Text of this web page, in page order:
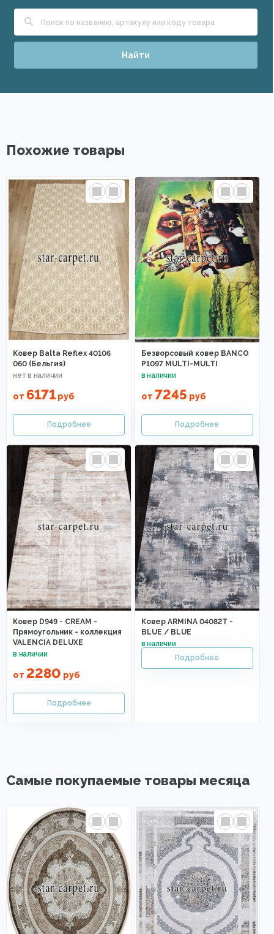
Найти
Похожие товары
Ковер Balta Reflex 40106
060 (Бельгия)
от 6171 руб
Безворсовый ковер BANCO
P1097 MULTI-MULTI
от 7245 руб
Ковер D949 - CREAM -
Прямоугольник - коллекция
VALENCIA DELUXE
от 2280 руб
Ковер ARMINA 04082T -
BLUE / BLUE
Самые покупаемые товары месяца